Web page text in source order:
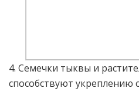
4. Семечки тыквы и
способствуют укреплению